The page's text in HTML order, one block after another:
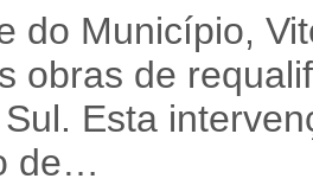
do Município,
obras de
Esta
de…